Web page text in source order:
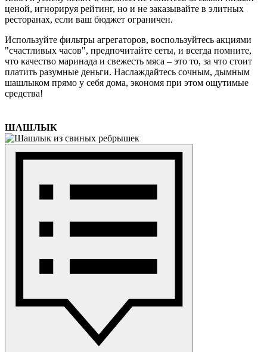
ценой, игнорируя рейтинг, но и не заказывайте в элитных
ресторанах, если ваш бюджет ограничен.
Используйте фильтры агрегаторов, воспользуйтесь акциями
"счастливых часов", предпочитайте сеты, и всегда помните,
что качество маринада и свежесть мяса – это то, за что стоит
платить разумные деньги. Наслаждайтесь сочным, дымным
шашлыком прямо у себя дома, экономя при этом ощутимые
средства!
ШАШЛЫК